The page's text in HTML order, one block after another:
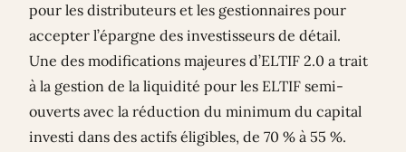
pour les distributeurs et les gestionnaires pour
accepter l’épargne des investisseurs de détail.
Une des modifications majeures d’ELTIF 2.0 a trait
à la gestion de la liquidité pour les ELTIF semi-
ouverts avec la réduction du minimum du capital
investi dans des actifs éligibles, de 70 % à 55 %.